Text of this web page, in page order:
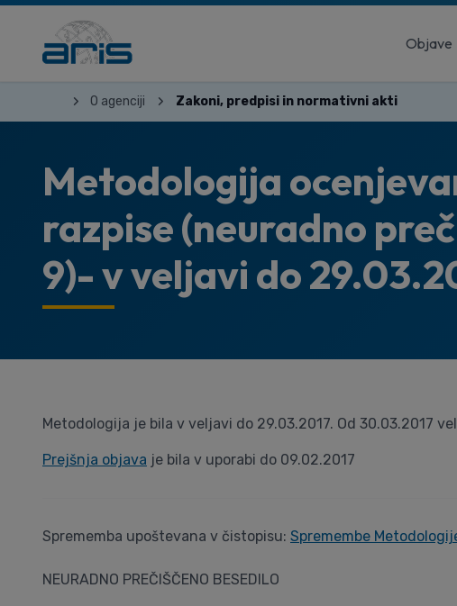
Objave
O agenciji Zakoni, predpisi in normativni akti
Metodologija
razpise (neuradno
9)- v veljavi do
Metodologija je bila v veljavi do 29.03.2017. Od 30.03.2017
Prejšnja objava je bila v uporabi do 09.02.2017
Sprememba upoštevana v čistopisu: Spremembe
NEURADNO PREČIŠČENO BESEDILO